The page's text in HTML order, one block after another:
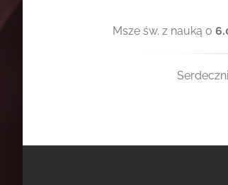
Msze św. z nauką o